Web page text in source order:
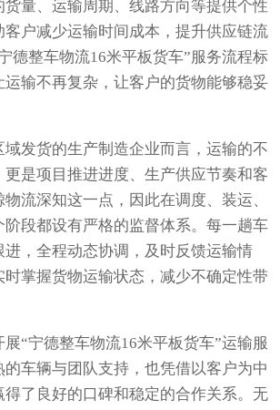
量、运输周期、线路方向等提供个性
户减少运输时间成本，提升供应链流
德整车物流16米平板货车”服务流程标
输不再复杂，让客户的货物能够稳妥
发货的生产制造企业而言，运输的不
是项目推进进度、生产供应节奏和客
流深知这一点，因此在调度、装运、
段都设有严格的监督体系。每一趟车
进，全程动态协调，及时反馈运输情
时掌握货物运输状态，减少不确定性带
“宁德整车物流16米平板货车”运输服
车辆与团队支持，也凭借以客户为中
了良好的口碑和稳定的合作关系。无